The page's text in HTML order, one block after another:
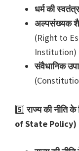
धर्म की
अल्पसंख्यक
(Right to
Institution)
संवैधानिक
5️⃣राज्य की
of State Policy)